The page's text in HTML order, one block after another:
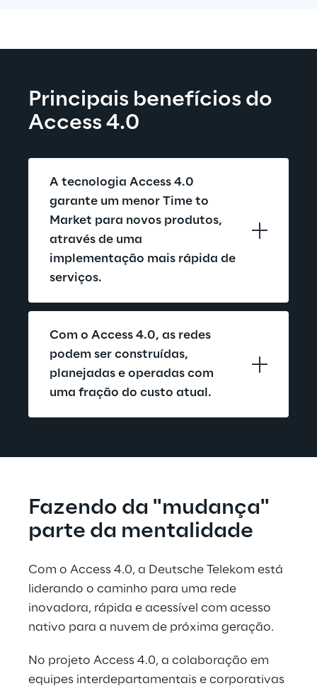
Principais benefícios do
Access 4.0
A tecnologia Access 4.0
garante um menor Time to
Market para novos produtos,
através de uma
implementação mais rápida de
serviços.
Com o Access 4.0, as redes
podem ser construídas,
planejadas e operadas com
uma fração do custo atual.
Fazendo da "mudança"
parte da mentalidade
Com o Access 4.0, a Deutsche Telekom está
liderando o caminho para uma rede
inovadora, rápida e acessível com acesso
nativo para a nuvem de próxima geração.
No projeto Access 4.0, a colaboração em
equipes interdepartamentais e corporativas